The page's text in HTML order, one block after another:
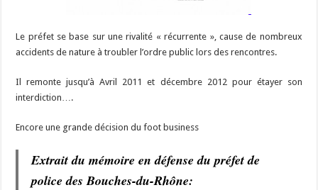
Le préfet se base sur une rivalité « récurrente », cause de nombreux
accidents de nature à troubler l’ordre public lors des rencontres.
Il remonte jusqu’à Avril 2011 et décembre 2012 pour étayer son
interdiction….
Encore une grande décision du foot business
Extrait du mémoire en défense du préfet de
police des Bouches-du-Rhône: